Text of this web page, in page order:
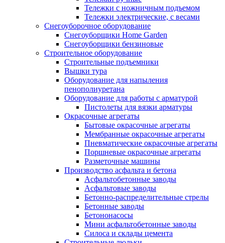
Тележки с ножничным подъемом
Тележки электрические, с весами
Снегоуборочное оборудование
Снегоуборщики Home Garden
Снегоуборщики бензиновые
Строительное оборудование
Cтроительные подъемники
Вышки тура
Оборудование для напыления
пенополиуретана
Оборудование для работы с арматурой
Пистолеты для вязки арматуры
Окрасочные агрегаты
Бытовые окрасочные агрегаты
Мембранные окрасочные агрегаты
Пневматические окрасочные агрегаты
Поршневые окрасочные агрегаты
Разметочные машины
Производство асфальта и бетона
Асфальтобетонные заводы
Асфальтовые заводы
Бетонно-распределительные стрелы
Бетонные заводы
Бетононасосы
Мини асфальтобетонные заводы
Силоса и склады цемента